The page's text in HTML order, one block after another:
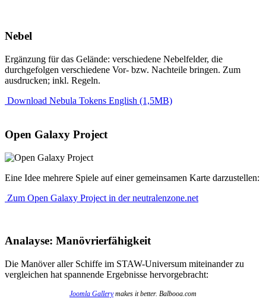
Nebel
Ergänzung für das Gelände: verschiedene Nebelfelder, die
durchgefolgen verschiedene Vor- bzw. Nachteile bringen. Zum
ausdrucken; inkl. Regeln.
Download Nebula Tokens English (1,5MB)
Open Galaxy Project
Eine Idee mehrere Spiele auf einer gemeinsamen Karte darzustellen:
Zum Open Galaxy Project in der neutralenzone.net
Analayse: Manövrierfähigkeit
Die Manöver aller Schiffe im STAW-Universum miteinander zu
vergleichen hat spannende Ergebnisse hervorgebracht:
Joomla Gallerymakes it better. Balbooa.com